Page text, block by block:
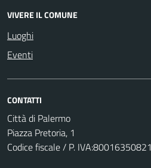
VIVERE IL COMUNE
Luoghi
Eventi
CONTATTI
Città di Palermo
Piazza Pretoria, 1
Codice fiscale / P. IVA:80016350821